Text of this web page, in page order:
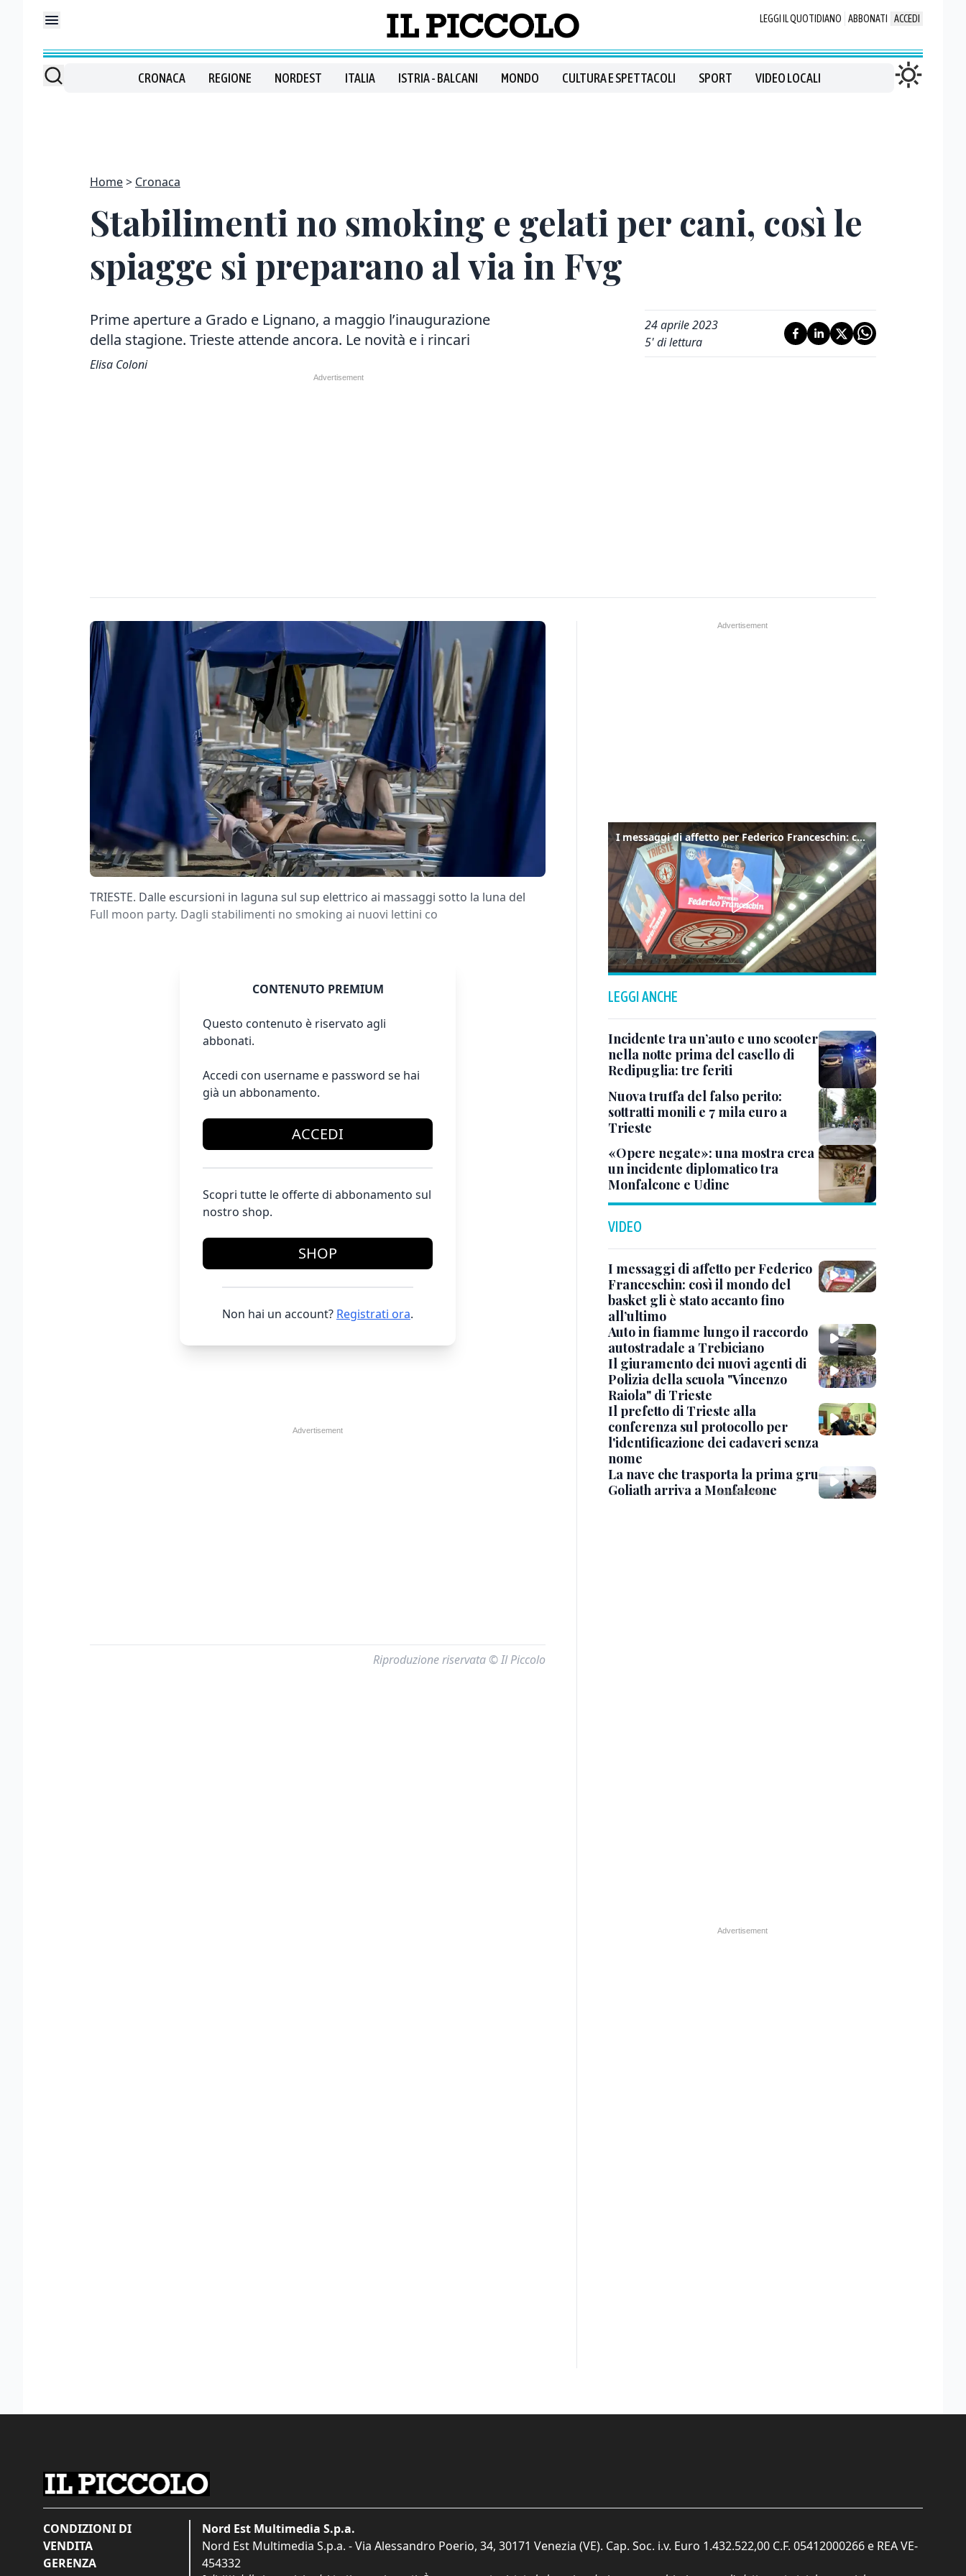
LEGGI IL QUOTIDIANO ABBONATI ACCEDI
CRONACA REGIONE NORDEST ITALIA ISTRIA - BALCANI MONDO CULTURA E SPETTACOLI SPORT VIDEO LOCALI
Home Cronaca
Stabilimenti no smoking e gelati per cani, così le
spiagge si preparano al via in Fvg
Prime aperture a Grado e Lignano, a maggio l’inaugurazione
della stagione. Trieste attende ancora. Le novità e i rincari
Elisa Coloni
24 aprile 2023
5' di lettura
TRIESTE. Dalle escursioni in laguna sul sup elettrico ai massaggi sotto la luna del
Full moon party. Dagli stabilimenti no smoking ai nuovi lettini co
CONTENUTO PREMIUM
Questo contenuto è riservato agli
abbonati.
Accedi con username e password se hai
già un abbonamento.
ACCEDI
Scopri tutte le offerte di abbonamento sul
nostro shop.
SHOP
Non hai un account? Registrati ora.
Riproduzione riservata © Il Piccolo
I messaggi di affetto per Federico Franceschin: così il mondo del basket gli è stato accanto fino all’ultimo
LEGGI ANCHE
Incidente tra un’auto e uno scooter
nella notte prima del casello di
Redipuglia: tre feriti
Nuova truffa del falso perito:
sottratti monili e 7 mila euro a
Trieste
«Opere negate»: una mostra crea
un incidente diplomatico tra
Monfalcone e Udine
VIDEO
I messaggi di affetto per Federico
Franceschin: così il mondo del
basket gli è stato accanto fino
all’ultimo
Auto in fiamme lungo il raccordo
autostradale a Trebiciano
Il giuramento dei nuovi agenti di
Polizia della scuola "Vincenzo
Raiola" di Trieste
Il prefetto di Trieste alla
conferenza sul protocollo per
l'identificazione dei cadaveri senza
nome
La nave che trasporta la prima gru
Goliath arriva a Monfalcone
CONDIZIONI DI
VENDITA
GERENZA
Nord Est Multimedia S.p.a.
Nord Est Multimedia S.p.a. - Via Alessandro Poerio, 34, 30171 Venezia (VE). Cap. Soc. i.v. Euro 1.432.522,00 C.F. 05412000266 e REA VE-
454332